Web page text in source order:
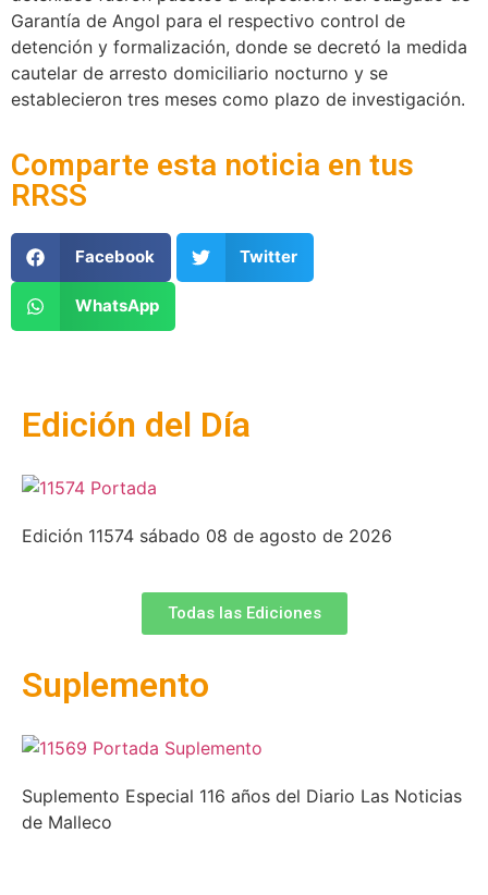
Garantía de Angol para el respectivo control de
detención y formalización, donde se decretó la medida
cautelar de arresto domiciliario nocturno y se
establecieron tres meses como plazo de investigación.
Comparte esta noticia en tus
RRSS
Facebook Twitter
WhatsApp
Edición del Día
Edición 11574 sábado 08 de agosto de 2026
Todas las Ediciones
Suplemento
Suplemento Especial 116 años del Diario Las Noticias
de Malleco